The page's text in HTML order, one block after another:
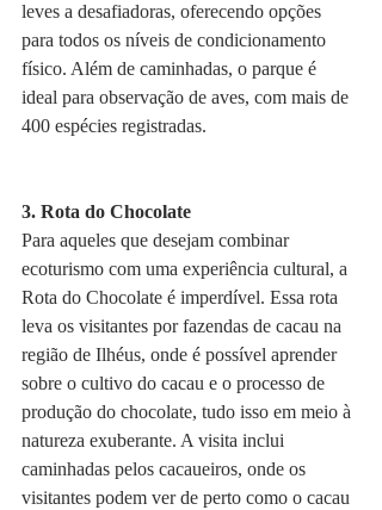
leves a desafiadoras, oferecendo opções
para todos os níveis de condicionamento
físico. Além de caminhadas, o parque é
ideal para observação de aves, com mais de
400 espécies registradas.
3. Rota do Chocolate
Para aqueles que desejam combinar
ecoturismo com uma experiência cultural, a
Rota do Chocolate é imperdível. Essa rota
leva os visitantes por fazendas de cacau na
região de Ilhéus, onde é possível aprender
sobre o cultivo do cacau e o processo de
produção do chocolate, tudo isso em meio à
natureza exuberante. A visita inclui
caminhadas pelos cacaueiros, onde os
visitantes podem ver de perto como o cacau